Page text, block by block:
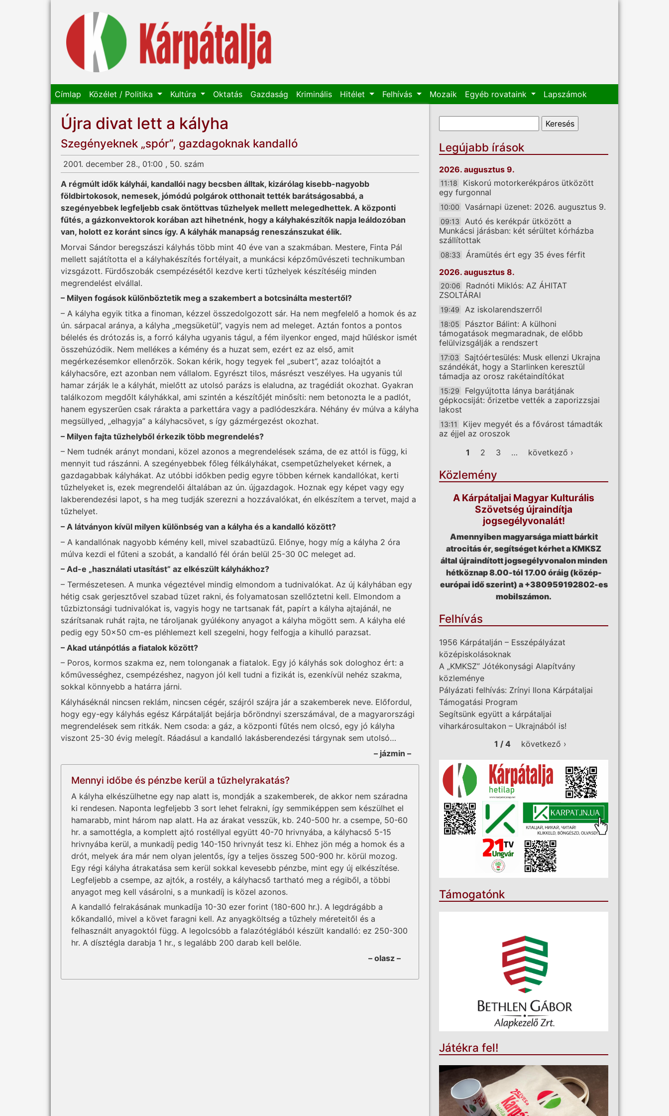
Címlap Közélet / Politika Kultúra Oktatás Gazdaság Kriminális Hitélet Felhívás Mozaik Egyéb rovataink Lapszámok
Újra divat lett a kályha
Szegényeknek „spór”, gazdagoknak kandalló
2001. december 28., 01:00 , 50. szám
A régmúlt idők kályhái, kandallói nagy becsben álltak, kizárólag kisebb-nagyobb
földbirtokosok, nemesek, jómódú polgárok otthonait tették barátságosabbá, a
szegényebbek legfeljebb csak öntöttvas tűzhelyek mellett melegedhettek. A központi
fűtés, a gázkonvektorok korában azt hihetnénk, hogy a kályhakészítők napja leáldozóban
van, holott ez koránt sincs így. A kályhák manapság reneszánszukat élik.
Morvai Sándor beregszászi kályhás több mint 40 éve van a szakmában. Mestere, Finta Pál
mellett sajátította el a kályhakészítés fortélyait, a munkácsi képzőművészeti technikumban
vizsgázott. Fürdőszobák csempézésétől kezdve kerti tűzhelyek készítéséig minden
megrendelést elvállal.
– Milyen fogások különböztetik meg a szakembert a botcsinálta mestertől?
– A kályha egyik titka a finoman, kézzel összedolgozott sár. Ha nem megfelelő a homok és az
ún. sárpacal aránya, a kályha „megsüketül”, vagyis nem ad meleget. Aztán fontos a pontos
bélelés és drótozás is, a forró kályha ugyanis tágul, a fém ilyenkor enged, majd hűléskor ismét
összehúzódik. Nem mellékes a kémény és a huzat sem, ezért ez az első, amit
megérkezésemkor ellenőrzök. Sokan kérik, hogy tegyek fel „subert”, azaz tolóajtót a
kályhacsőre, ezt azonban nem vállalom. Egyrészt tilos, másrészt veszélyes. Ha ugyanis túl
hamar zárják le a kályhát, mielőtt az utolsó parázs is elaludna, az tragédiát okozhat. Gyakran
találkozom megdőlt kályhákkal, ami szintén a készítőjét minősíti: nem betonozta le a padlót,
hanem egyszerűen csak rárakta a parkettára vagy a padlódeszkára. Néhány év múlva a kályha
megsüllyed, „elhagyja” a kályhacsövet, s így gázmérgezést okozhat.
– Milyen fajta tűzhelyből érkezik több megrendelés?
– Nem tudnék arányt mondani, közel azonos a megrendelések száma, de ez attól is függ, ki
mennyit tud rászánni. A szegényebbek főleg félkályhákat, csempetűzhelyeket kérnek, a
gazdagabbak kályhákat. Az utóbbi időkben pedig egyre többen kérnek kandallókat, kerti
tűzhelyeket is, ezek megrendelői általában az ún. újgazdagok. Hoznak egy képet vagy egy
lakberendezési lapot, s ha meg tudják szerezni a hozzávalókat, én elkészítem a tervet, majd a
tűzhelyet.
– A látványon kívül milyen különbség van a kályha és a kandalló között?
– A kandallónak nagyobb kémény kell, mivel szabadtüzű. Előnye, hogy míg a kályha 2 óra
múlva kezdi el fűteni a szobát, a kandalló fél órán belül 25-30 0C meleget ad.
– Ad-e „használati utasítást” az elkészült kályhákhoz?
– Természetesen. A munka végeztével mindig elmondom a tudnivalókat. Az új kályhában egy
hétig csak gerjesztővel szabad tüzet rakni, és folyamatosan szellőztetni kell. Elmondom a
tűzbiztonsági tudnivalókat is, vagyis hogy ne tartsanak fát, papírt a kályha ajtajánál, ne
szárítsanak ruhát rajta, ne tároljanak gyúlékony anyagot a kályha mögött sem. A kályha elé
pedig egy 50x50 cm-es pléhlemezt kell szegelni, hogy felfogja a kihulló parazsat.
– Akad utánpótlás a fiatalok között?
– Poros, kormos szakma ez, nem tolonganak a fiatalok. Egy jó kályhás sok dologhoz ért: a
kőművességhez, csempézéshez, nagyon jól kell tudni a fizikát is, ezenkívül nehéz szakma,
sokkal könnyebb a határra járni.
Kályháséknál nincsen reklám, nincsen cégér, szájról szájra jár a szakemberek neve. Előfordul,
hogy egy-egy kályhás egész Kárpátalját bejárja bőröndnyi szerszámával, de a magyarországi
megrendelések sem ritkák. Nem csoda: a gáz, a központi fűtés nem olcsó, egy jó kályha
viszont 25-30 évig melegít. Ráadásul a kandalló lakásberendezési tárgynak sem utolsó…
– jázmin –
Mennyi időbe és pénzbe kerül a tűzhelyrakatás?
A kályha elkészülhetne egy nap alatt is, mondják a szakemberek, de akkor nem száradna
ki rendesen. Naponta legfeljebb 3 sort lehet felrakni, így semmiképpen sem készülhet el
hamarabb, mint három nap alatt. Ha az árakat vesszük, kb. 240-500 hr. a csempe, 50-60
hr. a samottégla, a komplett ajtó rostéllyal együtt 40-70 hrivnyába, a kályhacső 5-15
hrivnyába kerül, a munkadíj pedig 140-150 hrivnyát tesz ki. Ehhez jön még a homok és a
drót, melyek ára már nem olyan jelentős, így a teljes összeg 500-900 hr. körül mozog.
Egy régi kályha átrakatása sem kerül sokkal kevesebb pénzbe, mint egy új elkészítése.
Legfeljebb a csempe, az ajtók, a rostély, a kályhacső tartható meg a régiből, a többi
anyagot meg kell vásárolni, s a munkadíj is közel azonos.
A kandalló felrakásának munkadíja 10-30 ezer forint (180-600 hr.). A legdrágább a
kőkandalló, mivel a követ faragni kell. Az anyagköltség a tűzhely méreteitől és a
felhasznált anyagoktól függ. A legolcsóbb a falazótéglából készült kandalló: ez 250-300
hr. A dísztégla darabja 1 hr., s legalább 200 darab kell belőle.
– olasz –
Keresés űrlap
Legújabb írások
2026. augusztus 9.
11:18
Kiskorú motorkerékpáros ütközött
egy furgonnal
10:00 Vasárnapi üzenet: 2026. augusztus 9.
09:13
Autó és kerékpár ütközött a
Munkácsi járásban: két sérültet kórházba
szállítottak
08:33
Áramütés ért egy 35 éves férfit
2026. augusztus 8.
20:06
Radnóti Miklós: AZ ÁHITAT
ZSOLTÁRAI
19:49 Az iskolarendszerről
18:05
Pásztor Bálint: A külhoni
támogatások megmaradnak, de előbb
felülvizsgálják a rendszert
17:03
Sajtóértesülés: Musk ellenzi Ukrajna
szándékát, hogy a Starlinken keresztül
támadja az orosz rakétaindítókat
15:29
Felgyújtotta lánya barátjának
gépkocsiját: őrizetbe vették a zaporizzsjai
lakost
13:11
Kijev megyét és a fővárost támadták
az éjjel az oroszok
Oldalak
1 2 3 … következő ›
Közlemény
A Kárpátaljai Magyar Kulturális
Szövetség újraindítja
jogsegélyvonalát!
Amennyiben magyarsága miatt bárkit
atrocitás ér, segítséget kérhet a KMKSZ
által újraindított jogsegélyvonalon minden
hétköznap 8.00-tól 17.00 óráig (közép-
európai idő szerint) a +380959192802-es
mobilszámon.
Felhívás
1956 Kárpátalján – Esszépályázat
középiskolásoknak
A „KMKSZ” Jótékonysági Alapítvány
közleménye
Pályázati felhívás: Zrínyi Ilona Kárpátaljai
Támogatási Program
Segítsünk együtt a kárpátaljai
viharkárosultakon – Ukrajnából is!
1 / 4
következő ›
Támogatónk
Játékra fel!